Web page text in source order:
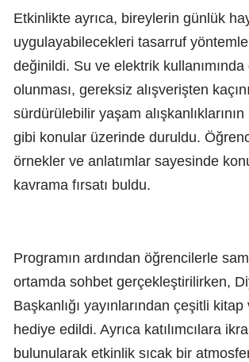
Etkinlikte ayrıca, bireylerin günlük
uygulayabilecekleri tasarruf
değinildi. Su ve elektrik kullanımında
olunması, gereksiz alışverişten
sürdürülebilir yaşam
gibi konular üzerinde duruldu.
örnekler ve anlatımlar sayesinde
kavrama fırsatı buldu.
Programın ardından öğrencilerle
ortamda sohbet gerçekleştirilirken,
Başkanlığı yayınlarından çeşitli
hediye edildi. Ayrıca katılımcılara
bulunularak etkinlik sıcak bir